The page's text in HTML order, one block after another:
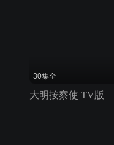
30集全
大明按察使 TV版